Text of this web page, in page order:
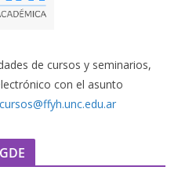
de cursos y seminarios,
con el asunto
cursos@ffyh.unc.edu.ar